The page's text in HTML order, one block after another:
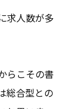
求人数が多
らこその書
総合型との